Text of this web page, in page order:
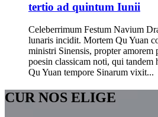
tertio ad quintum Iunii
Celeberrimum Festum Navium
lunaris incidit. Mortem Qu Yuan
ministri Sinensis, propter amorem
poesin classicam noti, qui tandem
Qu Yuan tempore Sinarum vixit...
CUR NOS ELIGE